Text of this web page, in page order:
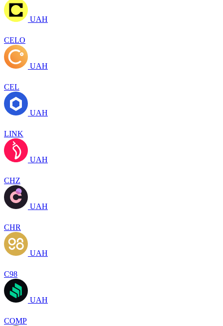
UAH
CELO
UAH
CEL
UAH
LINK
UAH
CHZ
UAH
CHR
UAH
C98
UAH
COMP